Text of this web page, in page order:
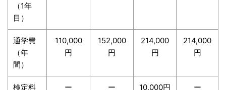
（1年
目）
通学費
（年
間）
110,000
円
152,000
円
214,000
円
214,000
円
検定料 ー ー 10,000円 ー